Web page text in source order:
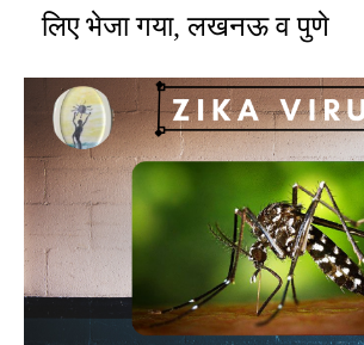
लिए भेजा गया,लखनऊ व पुणे